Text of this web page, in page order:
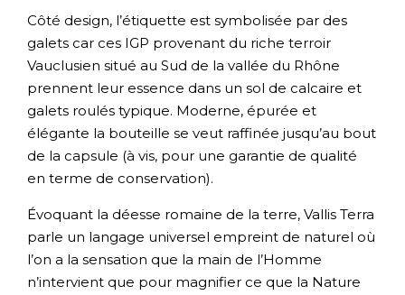
Côté design, l’étiquette est symbolisée par des
galets car ces IGP provenant du riche terroir
Vauclusien situé au Sud de la vallée du Rhône
prennent leur essence dans un sol de calcaire et
galets roulés typique. Moderne, épurée et
élégante la bouteille se veut raffinée jusqu’au bout
de la capsule (à vis, pour une garantie de qualité
en terme de conservation).
Évoquant la déesse romaine de la terre, Vallis Terra
parle un langage universel empreint de naturel où
l’on a la sensation que la main de l’Homme
n’intervient que pour magnifier ce que la Nature